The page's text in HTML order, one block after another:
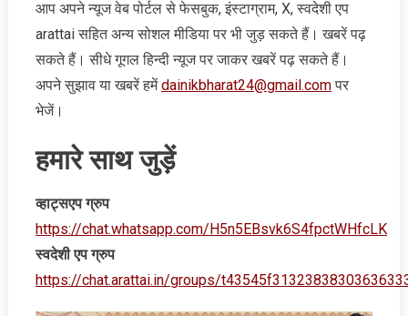
आप अपने न्‍यूज वेब पोर्टल से फेसबुक, इंस्‍टाग्राम, X, स्‍वदेशी एप
arattai सहित अन्‍य सोशल मीडिया पर भी जुड़ सकते हैं। खबरें पढ़
सकते हैं। सीधे गूगल हिन्‍दी न्‍यूज पर जाकर खबरें पढ़ सकते हैं।
अपने सुझाव या खबरें हमेंdainikbharat24@gmail.comपर
भेजें।
हमारे साथ जुड़ें
व्‍हाट्सएप ग्रुप
https://chat.whatsapp.com/H5n5EBsvk6S4fpctWHfcLK
स्‍वदेशी एप ग्रुप
https://chat.arattai.in/groups/